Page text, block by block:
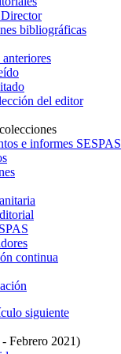
bibliográficas
del editor
e informes SESPAS
continua
siguiente
Febrero 2021)